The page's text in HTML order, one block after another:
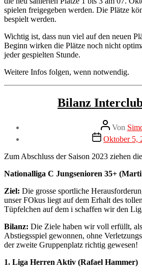
spielen freigegeben werden. Die Plätze
bespielt werden.
Wichtig ist, dass nun viel auf den neuen
Beginn wirken die Plätze noch nicht
jeder gespielten Stunde.
Weitere Infos folgen, wenn notwendig.
Bilanz
Beitragsautor
Von
Oktober 5,
Zum Abschluss der Saison 2023 ziehen
Nationalliga C Jungsenioren 35+
Ziel: Die grosse sportliche
unser FOkus liegt auf dem Erhalt des
Tüpfelchen auf dem i schaffen wir den
Bilanz: Die Ziele haben wir voll erfüllt,
Abstiegsspiel gewonnen, ohne
der zweite Gruppenplatz richtig gewesen!
1. Liga Herren Aktiv (Rafael Hammer)